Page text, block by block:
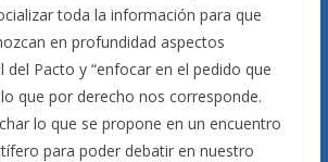
toda la información para que
en profundidad aspectos
del Pacto y “enfocar en el pedido que
que por derecho nos corresponde.
lo que se propone en un encuentro
para poder debatir en nuestro